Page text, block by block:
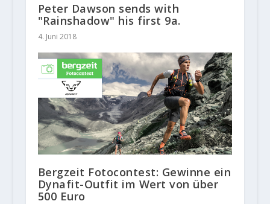
Peter Dawson sends with
"Rainshadow" his first 9a.
4. Juni 2018
Bergzeit Fotocontest: Gewinne ein
Dynafit-Outfit im Wert von über
500 Euro